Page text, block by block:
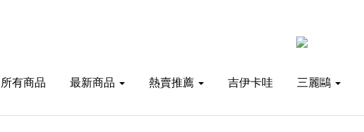
所有商品 最新商品 熱賣推薦 吉伊卡哇 三麗鷗